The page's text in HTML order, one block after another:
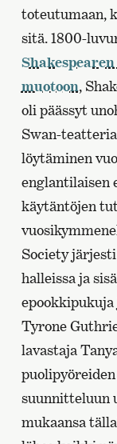
toteutumaan,
sitä. 1800-
muotoon,
oli päässyt
Swan-
löytäminen
englantilaisen
käytäntöjen
Society
halleissa ja
Tyrone
lavastaja
puolipyöreiden
suunnitteluun
mukaansa